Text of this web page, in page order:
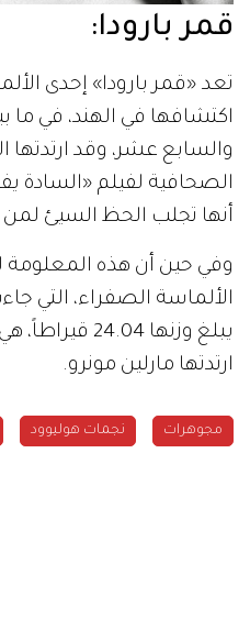
قمر بارودا:
تعد «قمر بارودا» إحدى
اكتشافها في الهند، في ما
والسابع عشر، وقد ارتدتها
الصحافية لفيلم «السادة
أنها تجلب الحظ السيئ لمن
وفي حين أن هذه المعلومة
الألماسة الصفراء، التي
يبلغ وزنها
ارتدتها مارلين مونرو.
مجوهرات نجمات هوليوود